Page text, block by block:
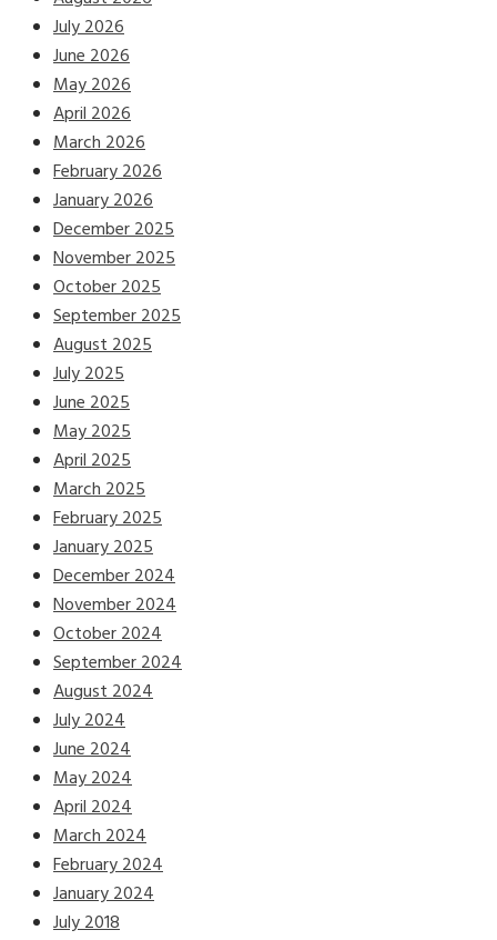
July 2026
June 2026
May 2026
April 2026
March 2026
February 2026
January 2026
December 2025
November 2025
October 2025
September 2025
August 2025
July 2025
June 2025
May 2025
April 2025
March 2025
February 2025
January 2025
December 2024
November 2024
October 2024
September 2024
August 2024
July 2024
June 2024
May 2024
April 2024
March 2024
February 2024
January 2024
July 2018